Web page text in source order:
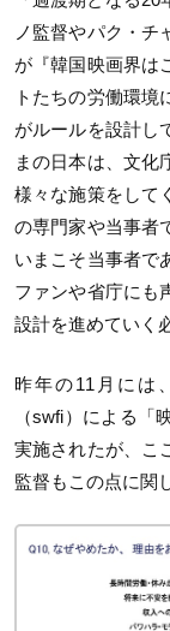
ノ監督やパク・チ
が『韓国映画界は
トたちの労働環
がルールを設計し
まの日本は、文化
様々な施策をして
の専門家や当事者
いまこそ当事者で
ファンや省庁にも
設計を進めていく
昨年の11月には
（swfi）による「
実施されたが、こ
監督もこの点に関